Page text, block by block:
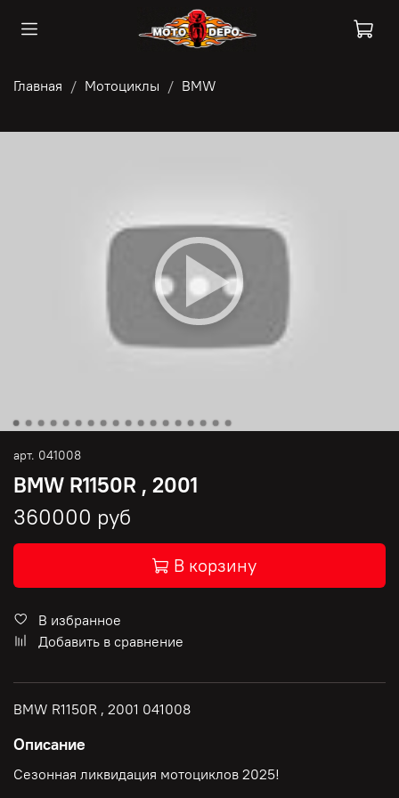
Главная Мотоциклы BMW
арт. 041008
BMW R1150R , 2001
360000 руб
В корзину
В избранное
Добавить в сравнение
BMW R1150R , 2001 041008
Описание
Сезонная ликвидация мотоциклов 2025!